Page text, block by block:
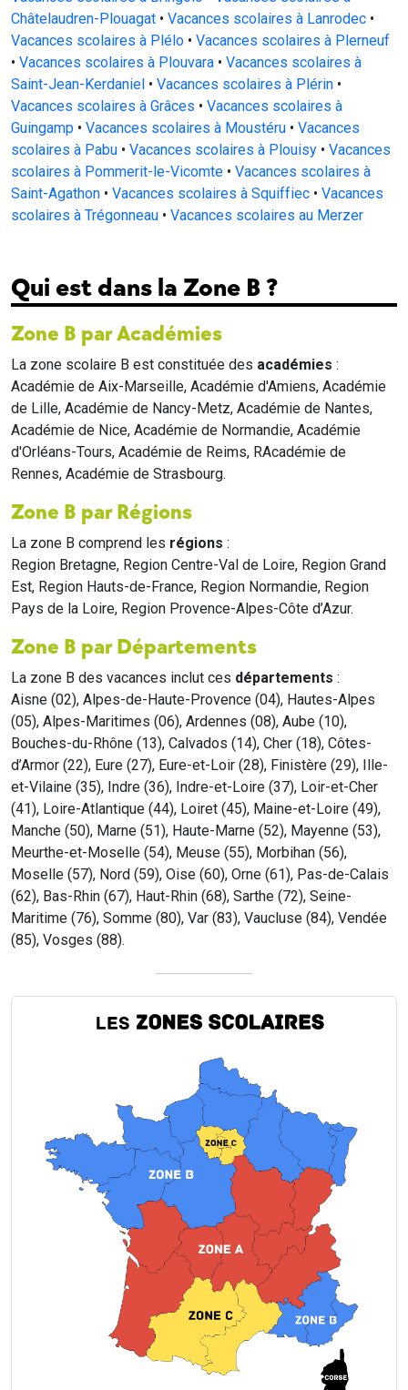
Châtelaudren-Plouagat • Vacances scolaires à Lanrodec •
Vacances scolaires à Plélo • Vacances scolaires à Plerneuf
• Vacances scolaires à Plouvara • Vacances scolaires à
Saint-Jean-Kerdaniel • Vacances scolaires à Plérin •
Vacances scolaires à Grâces • Vacances scolaires à
Guingamp • Vacances scolaires à Moustéru • Vacances
scolaires à Pabu • Vacances scolaires à Plouisy • Vacances
scolaires à Pommerit-le-Vicomte • Vacances scolaires à
Saint-Agathon • Vacances scolaires à Squiffiec • Vacances
scolaires à Trégonneau • Vacances scolaires au Merzer
Qui est dans la Zone B ?
Zone B par Académies
La zone scolaire B est constituée des académies :
Académie de Aix-Marseille, Académie d'Amiens, Académie
de Lille, Académie de Nancy-Metz, Académie de Nantes,
Académie de Nice, Académie de Normandie, Académie
d'Orléans-Tours, Académie de Reims, RAcadémie de
Rennes, Académie de Strasbourg.
Zone B par Régions
La zone B comprend les régions :
Region Bretagne, Region Centre-Val de Loire, Region Grand
Est, Region Hauts-de-France, Region Normandie, Region
Pays de la Loire, Region Provence-Alpes-Côte d’Azur.
Zone B par Départements
La zone B des vacances inclut ces départements :
Aisne (02), Alpes-de-Haute-Provence (04), Hautes-Alpes
(05), Alpes-Maritimes (06), Ardennes (08), Aube (10),
Bouches-du-Rhône (13), Calvados (14), Cher (18), Côtes-
d’Armor (22), Eure (27), Eure-et-Loir (28), Finistère (29), Ille-
et-Vilaine (35), Indre (36), Indre-et-Loire (37), Loir-et-Cher
(41), Loire-Atlantique (44), Loiret (45), Maine-et-Loire (49),
Manche (50), Marne (51), Haute-Marne (52), Mayenne (53),
Meurthe-et-Moselle (54), Meuse (55), Morbihan (56),
Moselle (57), Nord (59), Oise (60), Orne (61), Pas-de-Calais
(62), Bas-Rhin (67), Haut-Rhin (68), Sarthe (72), Seine-
Maritime (76), Somme (80), Var (83), Vaucluse (84), Vendée
(85), Vosges (88).